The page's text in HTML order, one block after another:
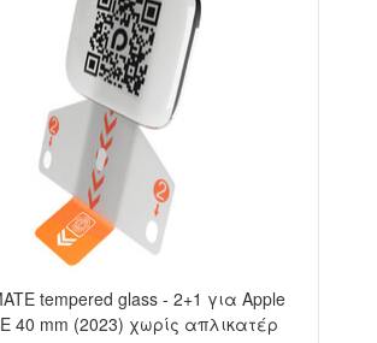
tempered glass - 2+1 για Apple
40 mm (2023) χωρίς απλικατέρ